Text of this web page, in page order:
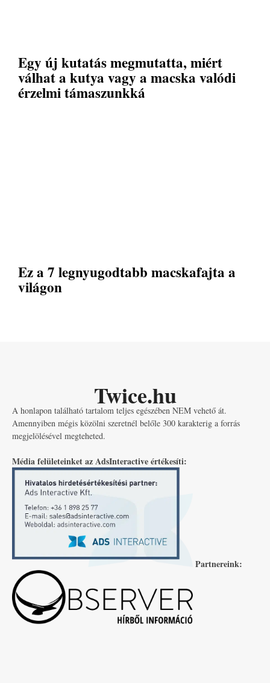
Egy új kutatás megmutatta, miért
válhat a kutya vagy a macska valódi
érzelmi támaszunkká
Ez a 7 legnyugodtabb macskafajta a
világon
Twice.hu
A honlapon található tartalom teljes egészében NEM vehető át.
Amennyiben mégis közölni szeretnél belőle 300 karakterig a forrás
megjelölésével megteheted.
Média felületeinket az AdsInteractive értékesíti:
Partnereink: